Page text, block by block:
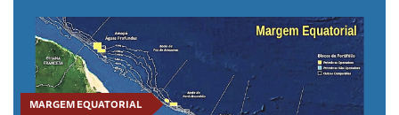
MARGEM EQUATORIAL